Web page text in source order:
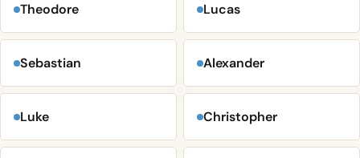
Theodore Lucas
Sebastian Alexander
Luke Christopher